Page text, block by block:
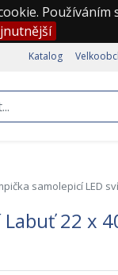
Katalog
samolepicí LED
22 x